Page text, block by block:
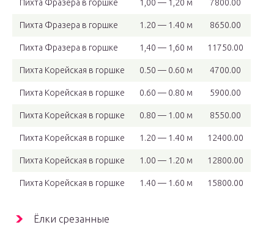
Пихта Фразера в горшке 1,00 — 1,20 м 7800.00
Пихта Фразера в горшке 1.20 — 1.40 м 8650.00
Пихта Фразера в горшке 1,40 — 1,60 м 11750.00
Пихта Корейская в горшке 0.50 — 0.60 м 4700.00
Пихта Корейская в горшке 0.60 — 0.80 м 5900.00
Пихта Корейская в горшке 0.80 — 1.00 м 8550.00
Пихта Корейская в горшке 1.20 — 1.40 м 12400.00
Пихта Корейская в горшке 1.00 — 1.20 м 12800.00
Пихта Корейская в горшке 1.40 — 1.60 м 15800.00
Ёлки срезанные